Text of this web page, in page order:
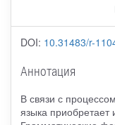
DOI: 10.31483/r-
Аннотация
В связи с
языка приобретает